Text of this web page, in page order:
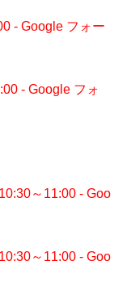
- Google フォー
- Google フォ
～11:00 - Goo
～11:00 - Goo